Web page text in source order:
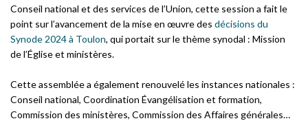
Conseil national et des services de l’Union, cette session a fait le
point sur l’avancement de la mise en œuvre des décisions du
Synode 2024 à Toulon, qui portait sur le thème synodal : Mission
de l’Église et ministères.
Cette assemblée a également renouvelé les instances nationales :
Conseil national, Coordination Évangélisation et formation,
Commission des ministères, Commission des Affaires générales…